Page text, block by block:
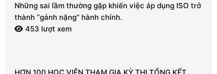
Những sai lầm thường gặp khiến việc áp dụng ISO trở
thành “gánh nặng” hành chính.
453 lượt xem
HƠN 100 HỌC VIÊN THAM GIA KỲ THI TỔNG KẾT